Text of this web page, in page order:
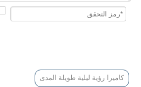
كاميرا رؤية ليلية طويلة المدى